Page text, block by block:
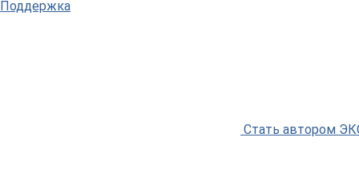
Поддержка
Стать автором